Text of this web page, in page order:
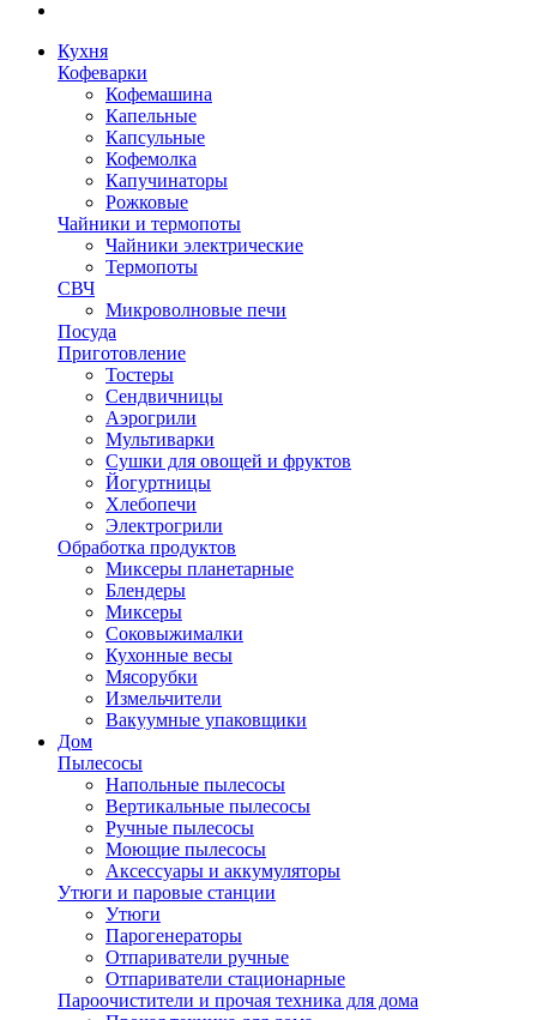
Кухня
Кофеварки
Кофемашина
Капельные
Капсульные
Кофемолка
Капучинаторы
Рожковые
Чайники и термопоты
Чайники электрические
Термопоты
СВЧ
Микроволновые печи
Посуда
Приготовление
Тостеры
Сендвичницы
Аэрогрили
Мультиварки
Сушки для овощей и фруктов
Йогуртницы
Хлебопечи
Электрогрили
Обработка продуктов
Миксеры планетарные
Блендеры
Миксеры
Соковыжималки
Кухонные весы
Мясорубки
Измельчители
Вакуумные упаковщики
Дом
Пылесосы
Напольные пылесосы
Вертикальные пылесосы
Ручные пылесосы
Моющие пылесосы
Аксессуары и аккумуляторы
Утюги и паровые станции
Утюги
Парогенераторы
Отпариватели ручные
Отпариватели стационарные
Пароочистители и прочая техника для дома